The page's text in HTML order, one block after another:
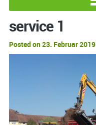
service 1
Posted on 23. Februar 2019